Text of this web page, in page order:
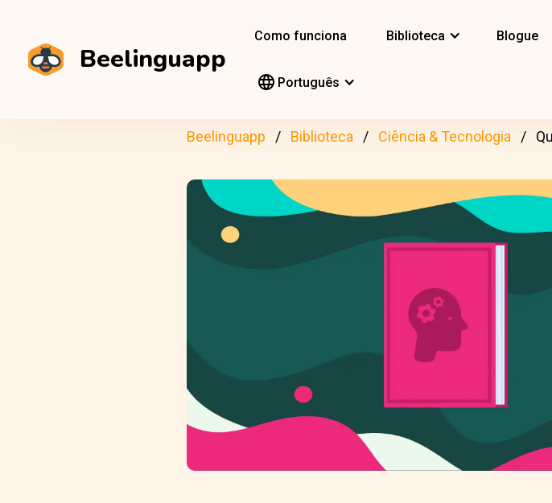
Beelinguapp
Como funciona Biblioteca Blogue
Português
Beelinguapp Biblioteca Ciência & Tecnologia